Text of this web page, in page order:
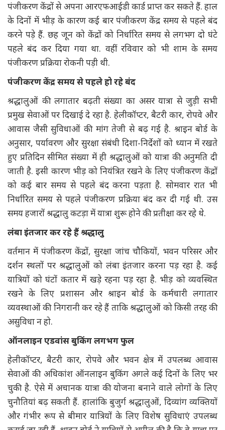
पंजीकरण केंद्रों से अपना आरएफआईडी कार्ड प्राप्त कर सकते हैं. हाल
के दिनों में भीड़ के कारण कई बार पंजीकरण केंद्र समय से पहले बंद
करने पड़े हैं. छह जून को केंद्रों को निर्धारित समय से लगभग दो घंटे
पहले बंद कर दिया गया था. वहीं रविवार को भी शाम के समय
पंजीकरण प्रक्रिया रोकनी पड़ी थी.
पंजीकरण केंद्र समय से पहले हो रहे बंद
श्रद्धालुओं की लगातार बढ़ती संख्या का असर यात्रा से जुड़ी सभी
प्रमुख सेवाओं पर दिखाई दे रहा है. हेलीकॉप्टर, बैटरी कार, रोपवे और
आवास जैसी सुविधाओं की मांग तेजी से बढ़ गई है. श्राइन बोर्ड के
अनुसार, पर्यावरण और सुरक्षा संबंधी दिशा-निर्देशों को ध्यान में रखते
हुए प्रतिदिन सीमित संख्या में ही श्रद्धालुओं को यात्रा की अनुमति दी
जाती है. इसी कारण भीड़ को नियंत्रित रखने के लिए पंजीकरण केंद्रों
को कई बार समय से पहले बंद करना पड़ता है. सोमवार रात भी
निर्धारित समय से पहले पंजीकरण प्रक्रिया बंद कर दी गई थी. उस
समय हजारों श्रद्धालु कटड़ा में यात्रा शुरू होने की प्रतीक्षा कर रहे थे.
लंबा इंतजार कर रहे हैं श्रद्धालु
वर्तमान में पंजीकरण केंद्रों, सुरक्षा जांच चौकियों, भवन परिसर और
दर्शन स्थलों पर श्रद्धालुओं को लंबा इंतजार करना पड़ रहा है. कई
यात्रियों को घंटों कतार में खड़े रहना पड़ रहा है. भीड़ को व्यवस्थित
रखने के लिए प्रशासन और श्राइन बोर्ड के कर्मचारी लगातार
व्यवस्थाओं की निगरानी कर रहे हैं ताकि श्रद्धालुओं को किसी तरह की
असुविधा न हो.
ऑनलाइन एडवांस बुकिंग लगभग फुल
हेलीकॉप्टर, बैटरी कार, रोपवे और भवन क्षेत्र में उपलब्ध आवास
सेवाओं की अधिकांश ऑनलाइन बुकिंग अगले कई दिनों के लिए भर
चुकी है. ऐसे में अचानक यात्रा की योजना बनाने वाले लोगों के लिए
चुनौतियां बढ़ सकती हैं. हालांकि बुजुर्ग श्रद्धालुओं, दिव्यांग व्यक्तियों
और गंभीर रूप से बीमार यात्रियों के लिए विशेष सुविधाएं उपलब्ध